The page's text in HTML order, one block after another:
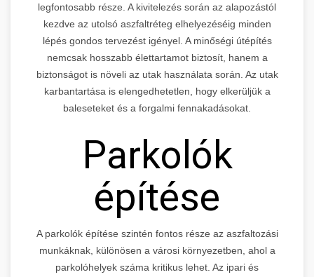
legfontosabb része. A kivitelezés során az alapozástól
kezdve az utolsó aszfaltréteg elhelyezéséig minden
lépés gondos tervezést igényel. A minőségi útépítés
nemcsak hosszabb élettartamot biztosít, hanem a
biztonságot is növeli az utak használata során. Az utak
karbantartása is elengedhetetlen, hogy elkerüljük a
baleseteket és a forgalmi fennakadásokat.
Parkolók
építése
A parkolók építése szintén fontos része az aszfaltozási
munkáknak, különösen a városi környezetben, ahol a
parkolóhelyek száma kritikus lehet. Az ipari és